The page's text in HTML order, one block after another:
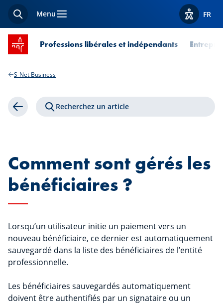
Recherche
Menu Afficher
FR
Accueil SPUERKEESS
Professions libérales et indépendants
S-Net Business
Retour Recherchez un article
Comment sont gérés les
bénéficiaires ?
Lorsqu’un utilisateur initie un paiement vers un
nouveau bénéficiaire, ce dernier est automatiquement
sauvegardé dans la liste des bénéficiaires de l’entité
professionnelle.
Les bénéficiaires sauvegardés automatiquement
doivent être authentifiés par un signataire ou un